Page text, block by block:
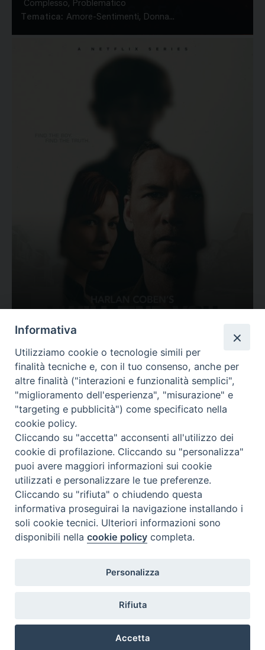
Complesso, Problematico
Tematica: Amore-Sentimenti, Donna...
Valutazione
Complesso, Problematico
Tematica: Amore-Sentimenti, Carcere...
Contatti & Info
C.ne Aurelia, 50 – 00165 Roma
Contatti
Scrivi a: cnvf@chiesacattolica.it
Informativa
Utilizziamo cookie o tecnologie simili per
finalità tecniche e, con il tuo consenso, anche per
altre finalità ("interazioni e funzionalità semplici",
"miglioramento dell'esperienza", "misurazione" e
"targeting e pubblicità") come specificato nella
cookie policy.
Cliccando su "accetta" acconsenti all'utilizzo dei
cookie di profilazione. Cliccando su "personalizza"
puoi avere maggiori informazioni sui cookie
utilizzati e personalizzare le tue preferenze.
Cliccando su "rifiuta" o chiudendo questa
informativa proseguirai la navigazione installando i
soli cookie tecnici. Ulteriori informazioni sono
disponibili nellacookie policy completa.
Personalizza
Rifiuta
Accetta